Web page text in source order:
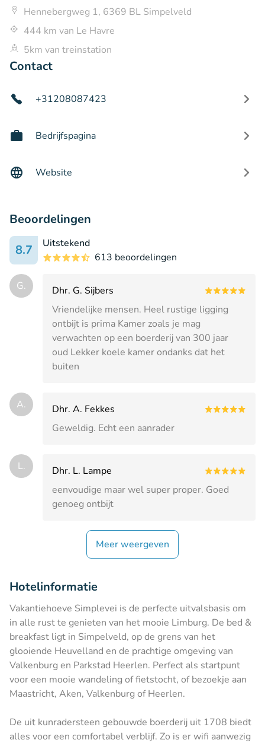
Hennebergweg 1, 6369 BL Simpelveld
444 km van Le Havre
5km van treinstation
Contact
+31208087423
Bedrijfspagina
Website
Beoordelingen
8.7
Uitstekend
613 beoordelingen
G.
Dhr. G. Sijbers
Vriendelijke mensen. Heel rustige ligging
ontbijt is prima Kamer zoals je mag
verwachten op een boerderij van 300 jaar
oud Lekker koele kamer ondanks dat het
buiten
A.
Dhr. A. Fekkes
Geweldig. Echt een aanrader
L.
Dhr. L. Lampe
eenvoudige maar wel super proper. Goed
genoeg ontbijt
Meer weergeven
Hotelinformatie
Vakantiehoeve Simplevei is de perfecte uitvalsbasis om
in alle rust te genieten van het mooie Limburg. De bed &
breakfast ligt in Simpelveld, op de grens van het
glooiende Heuvelland en de prachtige omgeving van
Valkenburg en Parkstad Heerlen. Perfect als startpunt
voor een mooie wandeling of fietstocht, of bezoekje aan
Maastricht, Aken, Valkenburg of Heerlen.
De uit kunradersteen gebouwde boerderij uit 1708 biedt
alles voor een comfortabel verblijf. Zo is er wifi aanwezig